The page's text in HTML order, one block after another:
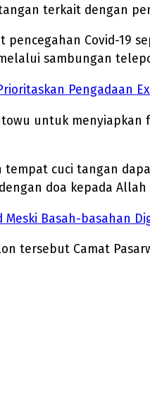
terkait dengan
Covid-19
sambungan
Pengadaan
untuk
cuci tangan
doa kepada Allah
Basah-basahan
tersebut Camat